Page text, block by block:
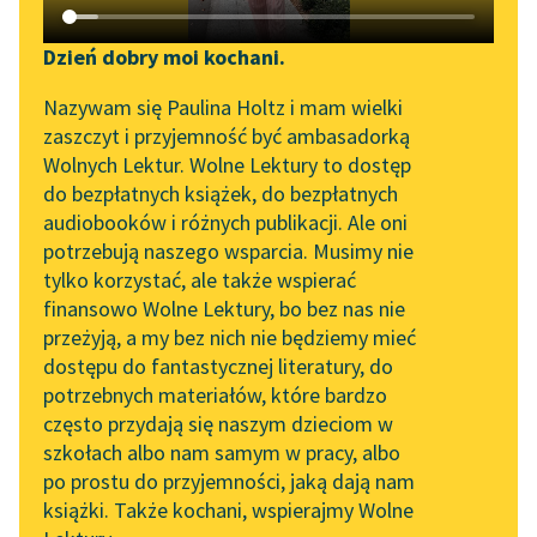
Katalog DAISY
Podkasty o książkach
Zgłoś brak utworu
Aktualności
„Prokurator Alicja Horn”
do słuchania
Byliśmy częścią AI Impact
Lab
Zapraszamy na spotkanie
online z tłumaczkami
literatury skandynawskiej
Spotkanie z Katarzyną
Tunkiel w Oslo
102. lata temu zmarł
Joseph Conrad
Narzędzia
Mapa Wolnych Lektur
Leśmianator
Przewodnik dla piszących i
czytających
API
OAI-PMH
Widget Wolnych Lektur
Przypisy
Dzień dobry moi kochani.
Nazywam się Paulina Holtz i mam wielki
zaszczyt i przyjemność być ambasadorką
Wolnych Lektur. Wolne Lektury to dostęp
do bezpłatnych książek, do bezpłatnych
audiobooków i różnych publikacji. Ale oni
potrzebują naszego wsparcia. Musimy nie
tylko korzystać, ale także wspierać
finansowo Wolne Lektury, bo bez nas nie
przeżyją, a my bez nich nie będziemy mieć
dostępu do fantastycznej literatury, do
potrzebnych materiałów, które bardzo
często przydają się naszym dzieciom w
szkołach albo nam samym w pracy, albo
po prostu do przyjemności, jaką dają nam
książki. Także kochani, wspierajmy Wolne
Dwa fiaty
Piękna młynarka
Pole bawełny
Przygoda
pobierz książkę